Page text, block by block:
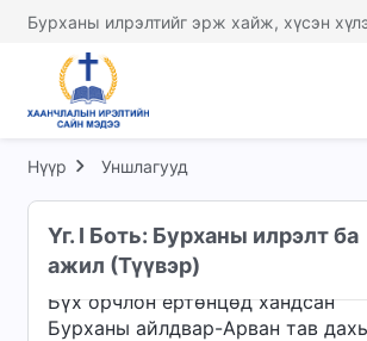
Бурханы илрэлтийг эрж хайж, хүсэн
Нүүр Уншлагууд
Үг. I Боть: Бурханы илрэлт ба
ажил (Түүвэр)
айлдвар
Бүх орчлон ертөнцөд хандсан
Бурханы айлдвар-Арван гурав
Бүх орчлон ертөнцөд хандсан
Бурханы айлдвар-Арван дөрөв
айлдвар
Бүх орчлон ертөнцөд хандсан
Бурханы айлдвар-Арван тав дахь